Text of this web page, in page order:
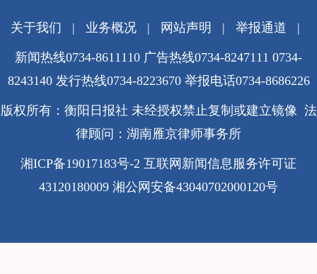
关于我们 | 业务概况| 网站声明 | 举报通道 |
新闻热线0734-8611110 广告热线0734-8247111 0734-
8243140 发行热线0734-8223670 举报电话0734-8686226
版权所有：衡阳日报社 未经授权禁止复制或建立镜像 法
律顾问：湖南雁京律师事务所
湘ICP备19017183号-2 互联网新闻信息服务许可证
43120180009 湘公网安备43040702000120号